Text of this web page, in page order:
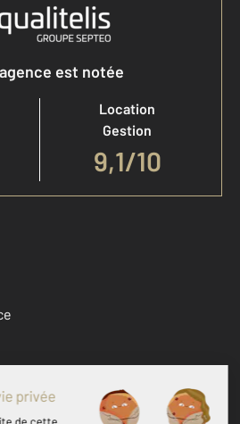
est notée
Location
Gestion
9,1/10